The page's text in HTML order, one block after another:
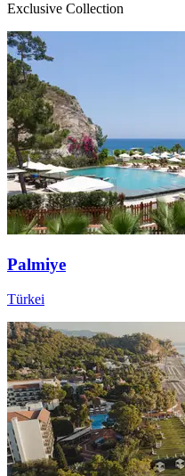
Exclusive Collection
Palmiye
Türkei